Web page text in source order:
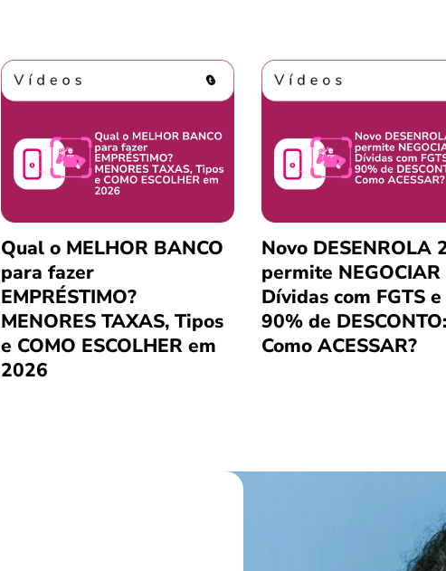
Qual o MELHOR BANCO
para fazer
EMPRÉSTIMO?
MENORES TAXAS, Tipos
e COMO ESCOLHER em
2026
Novo DESENROLA
permite NEGOCIAR
Dívidas com FGTS
90% de DESCONTO:
Como ACESSAR?